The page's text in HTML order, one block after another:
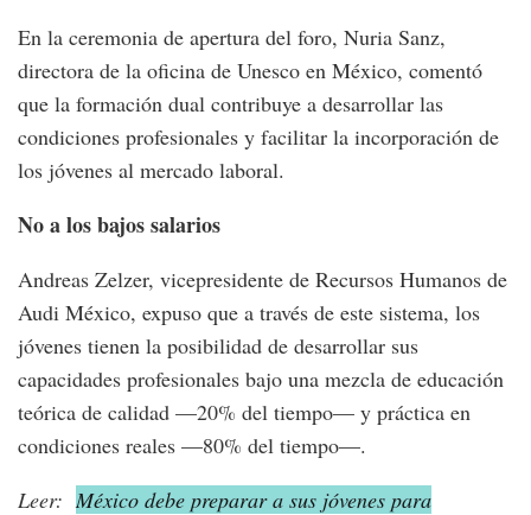
En la ceremonia de apertura del foro, Nuria Sanz,
directora de la oficina de Unesco en México, comentó
que la formación dual contribuye a desarrollar las
condiciones profesionales y facilitar la incorporación de
los jóvenes al mercado laboral.
No a los bajos salarios
Andreas Zelzer, vicepresidente de Recursos Humanos de
Audi México, expuso que a través de este sistema, los
jóvenes tienen la posibilidad de desarrollar sus
capacidades profesionales bajo una mezcla de educación
teórica de calidad —20% del tiempo— y práctica en
condiciones reales —80% del tiempo—.
Leer: México debe preparar a sus jóvenes para